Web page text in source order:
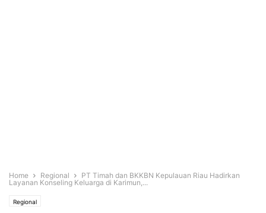
Home Regional
PT Timah dan BKKBN Kepulauan Riau Hadirkan
Layanan Konseling Keluarga di Karimun,...
Regional